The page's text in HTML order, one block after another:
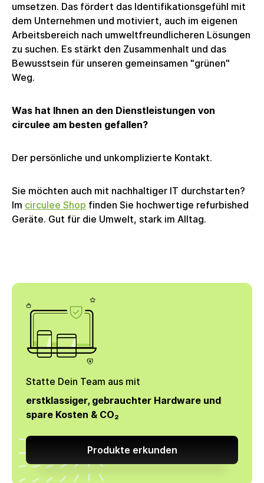
umsetzen. Das fördert das Identifikationsgefühl mit
dem Unternehmen und motiviert, auch im eigenen
Arbeitsbereich nach umweltfreundlicheren Lösungen
zu suchen. Es stärkt den Zusammenhalt und das
Bewusstsein für unseren gemeinsamen "grünen"
Weg.
Was hat Ihnen an den Dienstleistungen von
circulee am besten gefallen?
Der persönliche und unkomplizierte Kontakt.
Sie möchten auch mit nachhaltiger IT durchstarten?
Im circulee Shop finden Sie hochwertige refurbished
Geräte. Gut für die Umwelt, stark im Alltag.
Statte Dein Team aus mit
erstklassiger, gebrauchter Hardware und
spare Kosten & CO₂
Produkte erkunden